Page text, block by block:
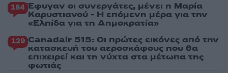
184 Έφυγαν οι συνεργάτες, μένει η Μαρία
Καρυστιανού - Η επόμενη μέρα για την
«Ελπίδα για τη Δημοκρατία»
129 Canadair 515: Οι πρώτες εικόνες από την
κατασκευή του αεροσκάφους που θα
επιχειρεί και τη νύχτα στα μέτωπα της
φωτιάς